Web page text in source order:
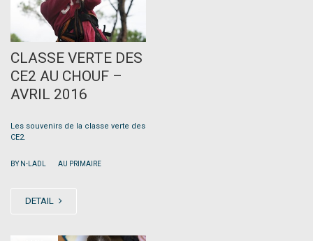
CLASSE VERTE DES
CE2 AU CHOUF –
AVRIL 2016
Les souvenirs de la classe verte des
CE2.
BY N-LADL AU PRIMAIRE
DETAIL